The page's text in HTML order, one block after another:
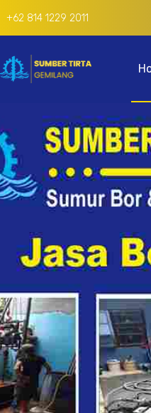
+62 814 1229 2011